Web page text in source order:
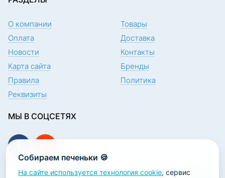
Собираем печеньки 🍪
На сайте используется технология cookie, сервис
О компании
Товары
Оплата
Доставка
Новости
Контакты
Карта сайта
Бренды
Правила
Политика
Реквизиты
МЫ В СОЦСЕТЯХ